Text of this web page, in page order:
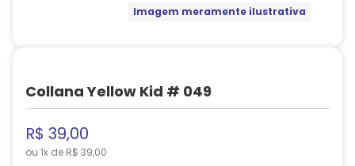
Imagem meramente ilustrativa
Collana Yellow Kid # 049
R$ 39,00
ou 1x de R$ 39,00